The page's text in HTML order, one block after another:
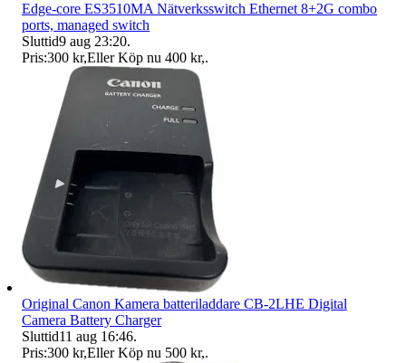
Edge-core ES3510MA Nätverksswitch Ethernet 8+2G combo
ports, managed switch
Sluttid9 aug 23:20.
Pris:300 kr,Eller Köp nu 400 kr,.
Original Canon Kamera batteriladdare CB-2LHE Digital
Camera Battery Charger
Sluttid11 aug 16:46.
Pris:300 kr,Eller Köp nu 500 kr,.